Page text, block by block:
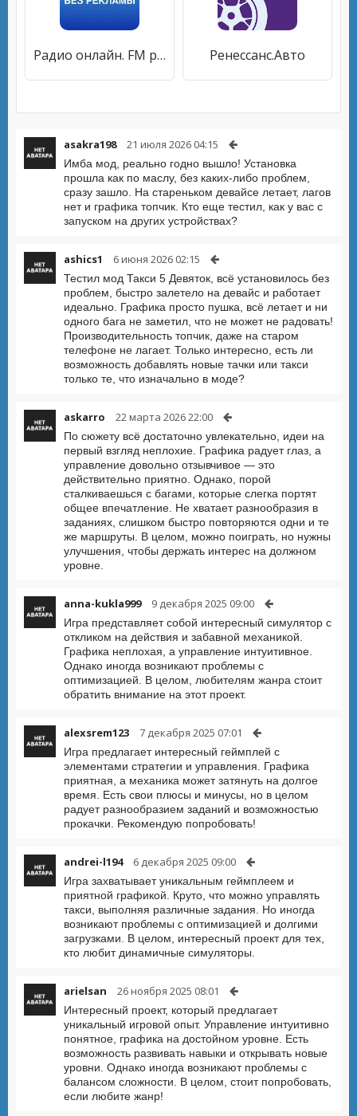
Радио онлайн. FM радиостанции Ренессанс.Авто
asakra198 21 июля 2026 04:15
Имба мод, реально годно вышло! Установка
прошла как по маслу, без каких-либо проблем,
сразу зашло. На стареньком девайсе летает, лагов
нет и графика топчик. Кто еще тестил, как у вас с
запуском на других устройствах?
ashics1 6 июня 2026 02:15
Тестил мод Такси 5 Девяток, всё установилось без
проблем, быстро залетело на девайс и работает
идеально. Графика просто пушка, всё летает и ни
одного бага не заметил, что не может не радовать!
Производительность топчик, даже на старом
телефоне не лагает. Только интересно, есть ли
возможность добавлять новые тачки или такси
только те, что изначально в моде?
askarro 22 марта 2026 22:00
По сюжету всё достаточно увлекательно, идеи на
первый взгляд неплохие. Графика радует глаз, а
управление довольно отзывчивое — это
действительно приятно. Однако, порой
сталкиваешься с багами, которые слегка портят
общее впечатление. Не хватает разнообразия в
заданиях, слишком быстро повторяются одни и те
же маршруты. В целом, можно поиграть, но нужны
улучшения, чтобы держать интерес на должном
уровне.
anna-kukla999 9 декабря 2025 09:00
Игра представляет собой интересный симулятор с
откликом на действия и забавной механикой.
Графика неплохая, а управление интуитивное.
Однако иногда возникают проблемы с
оптимизацией. В целом, любителям жанра стоит
обратить внимание на этот проект.
alexsrem123 7 декабря 2025 07:01
Игра предлагает интересный геймплей с
элементами стратегии и управления. Графика
приятная, а механика может затянуть на долгое
время. Есть свои плюсы и минусы, но в целом
радует разнообразием заданий и возможностью
прокачки. Рекомендую попробовать!
andrei-l194 6 декабря 2025 09:00
Игра захватывает уникальным геймплеем и
приятной графикой. Круто, что можно управлять
такси, выполняя различные задания. Но иногда
возникают проблемы с оптимизацией и долгими
загрузками. В целом, интересный проект для тех,
кто любит динамичные симуляторы.
arielsan 26 ноября 2025 08:01
Интересный проект, который предлагает
уникальный игровой опыт. Управление интуитивно
понятное, графика на достойном уровне. Есть
возможность развивать навыки и открывать новые
уровни. Однако иногда возникают проблемы с
балансом сложности. В целом, стоит попробовать,
если любите жанр!